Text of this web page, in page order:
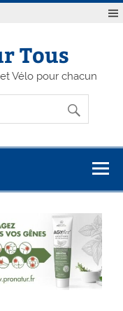
Tous
Vélo pour chacun